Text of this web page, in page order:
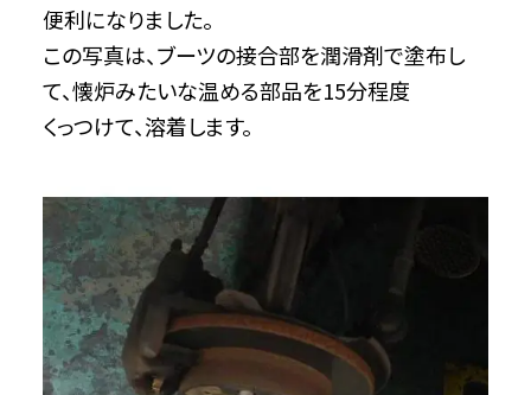
便利になりました。
この写真は、ブーツの接合部を潤滑剤で塗布し
て、懐炉みたいな温める部品を15分程度
くっつけて、溶着します。